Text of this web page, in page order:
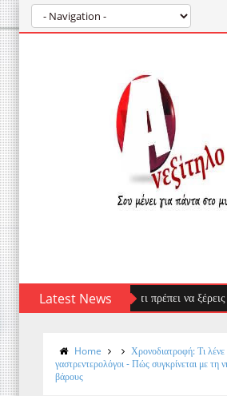
Latest News
& Αντιμετώπιση - Ό,τι πρέπει να ξέρεις για
Home
Χρονοδιατροφή: Τι λένε
γαστρεντερολόγοι - Πώς συγκρίνεται με τη
βάρους